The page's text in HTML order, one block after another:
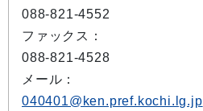
088-821-4552
ファックス：
088-821-4528
メール：
040401@ken.pref.kochi.lg.jp